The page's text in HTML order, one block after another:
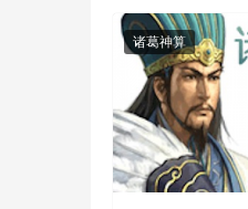
诸葛神算